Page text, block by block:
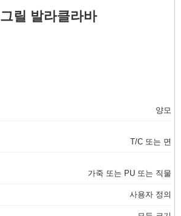
그릴 발라클라바
양모
T/C 또는 면
가죽 또는 PU 또는 직물
사용자 정의